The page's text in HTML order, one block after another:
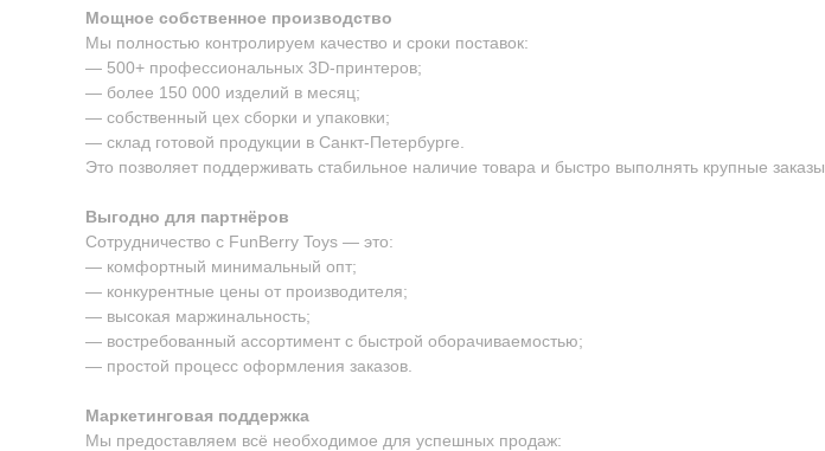
Мощное собственное производство
Мы полностью контролируем качество и сроки поставок:
— 500+ профессиональных 3D-принтеров;
— более 150 000 изделий в месяц;
— собственный цех сборки и упаковки;
— склад готовой продукции в Санкт-Петербурге.
Это позволяет поддерживать стабильное наличие товара и быстро выполнять крупные заказы.
Выгодно для партнёров
Сотрудничество с FunBerry Toys — это:
— комфортный минимальный опт;
— конкурентные цены от производителя;
— высокая маржинальность;
— востребованный ассортимент с быстрой оборачиваемостью;
— простой процесс оформления заказов.
Маркетинговая поддержка
Мы предоставляем всё необходимое для успешных продаж: